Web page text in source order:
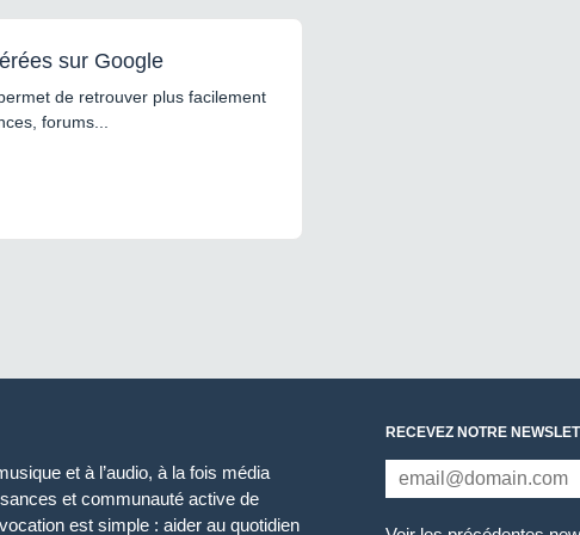
sur Google
de retrouver plus facilement
forums...
et à l’audio, à la fois média
et communauté active de
est simple : aider au quotidien
RECEVEZ NOTRE